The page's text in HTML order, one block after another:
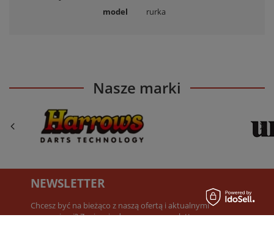
model
rurka
Nasze marki
NEWSLETTER
Chcesz być na bieżąco z naszą ofertą i aktualnymi
promocjami? Zapisz się do naszego newslettera.